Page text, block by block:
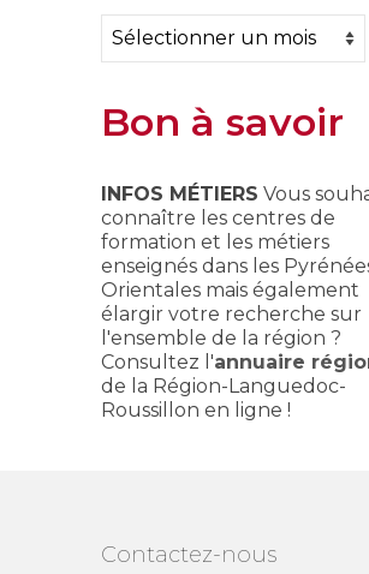
Archives
Bon à savoir
INFOS MÉTIERS Vous
connaître les centres de
formation et les métiers
enseignés dans les
Orientales mais également
élargir votre recherche sur
l'ensemble de la région ?
Consultez l'annuaire
de la Région-Languedoc-
Roussillon en ligne !
Contactez-nous